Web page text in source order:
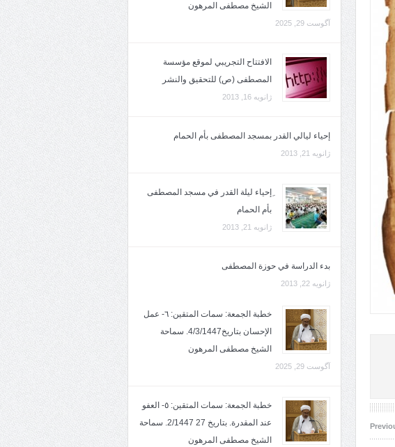
الشيخ مصطفى المرهون
آگوست 29, 2025
الافتتاح التجريبي لموقع مؤسسة
المصطفى (ص) للتحقيق والنشر
ژانویه 16, 2013
إحياء ليالي القدر بمسجد المصطفى بأم الحمام
ژانویه 21, 2013
ِإحياء ليلة القدر في مسجد المصطفى
بأم الحمام
ژانویه 21, 2013
بدء الدراسة في حوزة المصطفى
ژانویه 22, 2013
خطبة الجمعة: سمات المتقين: ٦- عمل
الإحسان بتاريخ4/3/1447. سماحة
الشيخ مصطفى المرهون
آگوست 29, 2025
خطبة الجمعة: سمات المتقين: ٥- العفو
عند المقدرة. بتاريخ 27 2/1447. سماحة
الشيخ مصطفى المرهون